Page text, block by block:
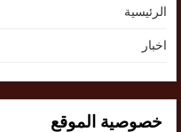
الرئيسية
اخبار
خصوصية الموقع